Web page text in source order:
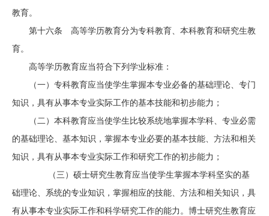
教育。
第十六条 高等学历教育分为专科教育、本科教育和研究生教
育。
高等学历教育应当符合下列学业标准：
（一）专科教育应当使学生掌握本专业必备的基础理论、专门
知识，具有从事本专业实际工作的基本技能和初步能力；
（二）本科教育应当使学生比较系统地掌握本学科、专业必需
的基础理论、基本知识，掌握本专业必要的基本技能、方法和相关
知识，具有从事本专业实际工作和研究工作的初步能力；
（三）硕士研究生教育应当使学生掌握本学科坚实的基
础理论、系统的专业知识，掌握相应的技能、方法和相关知识，具
有从事本专业实际工作和科学研究工作的能力。博士研究生教育应